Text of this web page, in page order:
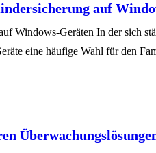
auf
Windows-Geräten In der sich
eine häufige Wahl für den